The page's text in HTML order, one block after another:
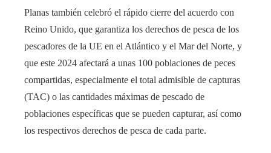
Planas también celebró el rápido cierre del acuerdo con
Reino Unido, que garantiza los derechos de pesca de los
pescadores de la UE en el Atlántico y el Mar del Norte, y
que este 2024 afectará a unas 100 poblaciones de peces
compartidas, especialmente el total admisible de capturas
(TAC) o las cantidades máximas de pescado de
poblaciones específicas que se pueden capturar, así como
los respectivos derechos de pesca de cada parte.